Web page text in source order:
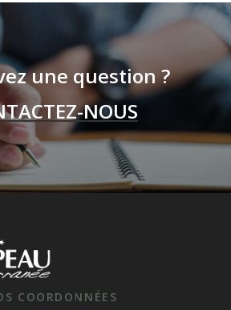
une question ?
NOUS
COORDONNÉES